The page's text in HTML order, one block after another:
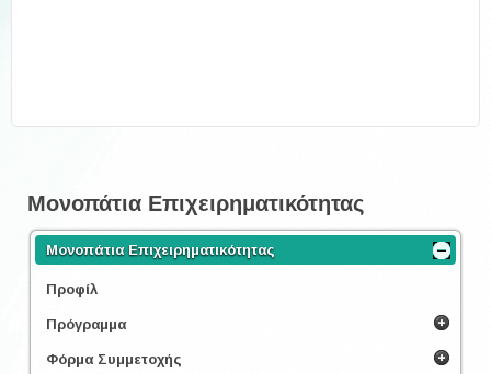
Μονοπάτια Επιχειρηματικότητας
Μονοπάτια Επιχειρηματικότητας
Προφίλ
Πρόγραμμα
Φόρμα Συμμετοχής